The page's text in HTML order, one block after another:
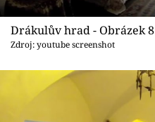
Drákulův hrad - Obrázek 8
Zdroj: youtube screenshot